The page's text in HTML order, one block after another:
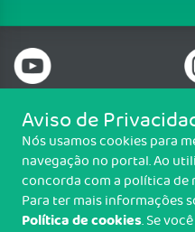
Telefone: (85) 3198-3700
Email:
Av. Antônio Sales, 485, Joaquim
Copyright CREMEC. Todos os
Aviso de
Nós usamos cookies para
navegação no portal. Ao
concorda com a política
Para ter mais informações
Política de cookies. Se